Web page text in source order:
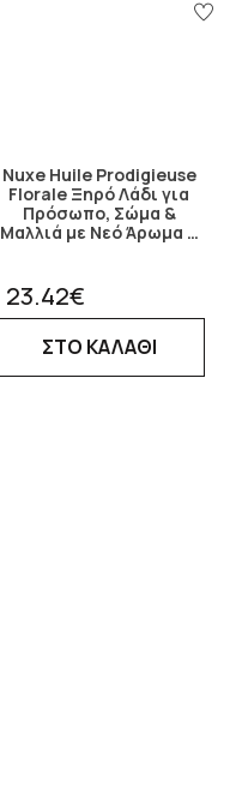
Nuxe Huile Prodigieuse
Florale Ξηρό Λάδι για
Πρόσωπο, Σώμα &
Μαλλιά με Νεό Άρωμα …
23.42€
ΣΤΟ ΚΑΛΑΘΙ